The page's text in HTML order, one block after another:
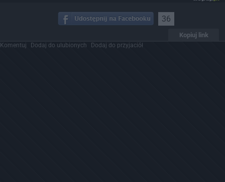
36
Kopiuj link
Komentuj Dodaj do ulubionych Dodaj do przyjaciół